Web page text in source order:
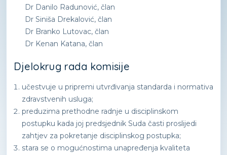
Dr Danilo Radunović, član
Dr Siniša Drekalović, član
Dr Branko Lutovac, član
Dr Kenan Katana, član
Djelokrug rada komisije
učestvuje u pripremi utvrđivanja standarda i normativa
zdravstvenih usluga;
preduzima prethodne radnje u disciplinskom
postupku kada joj predsjednik Suda časti proslijedi
zahtjev za pokretanje disciplinskog postupka;
stara se o mogućnostima unapređenja kvaliteta